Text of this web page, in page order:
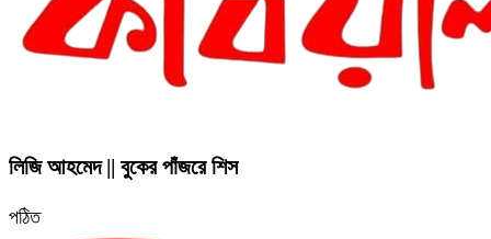
লিজি আহমেদ || বুকের পাঁজরে শিস
পঠিত